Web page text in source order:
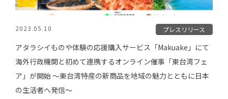
2023.05.10 プレスリリース
アタラシイものや体験の応援購入サービス「Makuake」にて
海外行政機関と初めて連携するオンライン催事「東台湾フェ
ア」が開始 〜東台湾特産の新商品を地域の魅力とともに日本
の生活者へ発信〜